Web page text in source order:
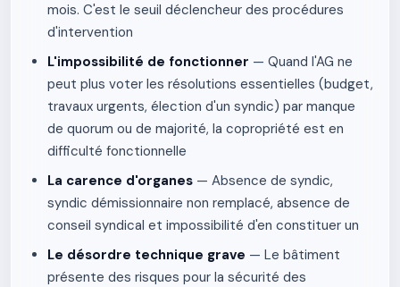
mois. C'est le seuil déclencheur des procédures
d'intervention
L'impossibilité de fonctionner — Quand l'AG ne
peut plus voter les résolutions essentielles (budget,
travaux urgents, élection d'un syndic) par manque
de quorum ou de majorité, la copropriété est en
difficulté fonctionnelle
La carence d'organes — Absence de syndic,
syndic démissionnaire non remplacé, absence de
conseil syndical et impossibilité d'en constituer un
Le désordre technique grave — Le bâtiment
présente des risques pour la sécurité des